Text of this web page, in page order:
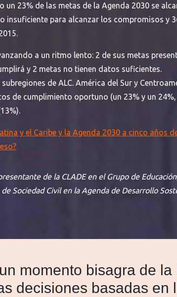
un 23% de las metas de la Agenda 2030 se
insuficiente para alcanzar los compromisos y
a un ritmo lento: 2 de sus metas
y 2 metas no tienen datos suficientes.
de ALC. América del Sur y
de cumplimiento oportuno (un 23% y un
y el Caribe y la Agenda 2030 a cinco años
de la CLADE en el Grupo de
Sociedad Civil en la Agenda de Desarrollo
momento bisagra de
decisiones basadas en